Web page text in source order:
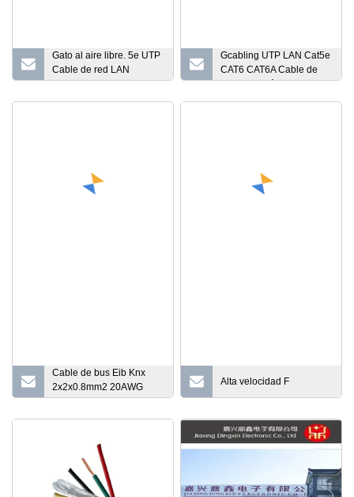
Gato al aire libre. 5e UTP
Cable de red LAN
Ethernet de par trenzado
Gcabling UTP LAN Cat5e
CAT6 CAT6A Cable de
comunicación para
Cable de bus Eib Knx
2x2x0.8mm2 20AWG
Cable de par trenzado
Alta velocidad F